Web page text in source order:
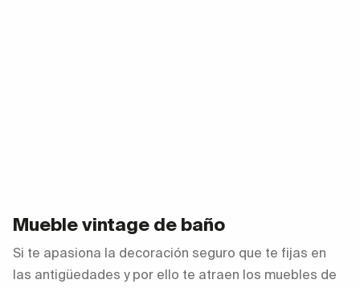
Mueble vintage de baño
Si te apasiona la decoración seguro que te fijas en
las antigüedades y por ello te atraen los muebles de